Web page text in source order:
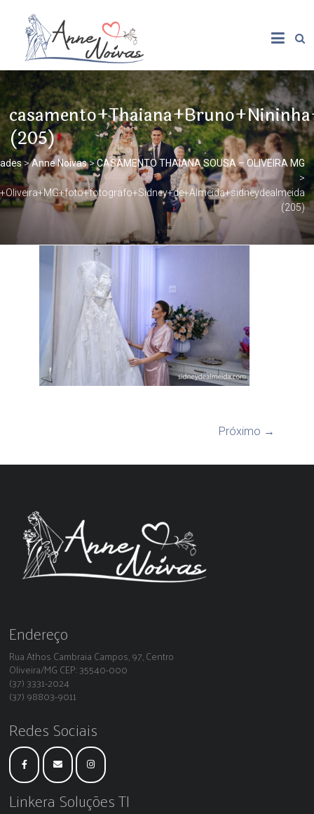
(205)
>Anne Noivas>CASAMENTO THAIANA SOUSA – OLIVEIRA MG
>
(205)
Próximo →
Endereço
Rua Athos Cambraia Campos, 97, Centro
Oliveira/MG CEP: 35540-000
(37) 3331-2024
(37) 98803-9011
Redes Sociais
Linkera Soluções TI